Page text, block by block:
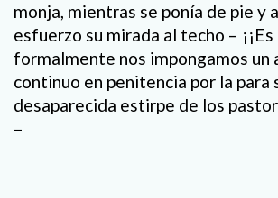
monja, mientras se ponía de pie y
esfuerzo su mirada al techo – ¡¡Es
formalmente nos impongamos un
continuo en penitencia por la para
desaparecida estirpe de los
–